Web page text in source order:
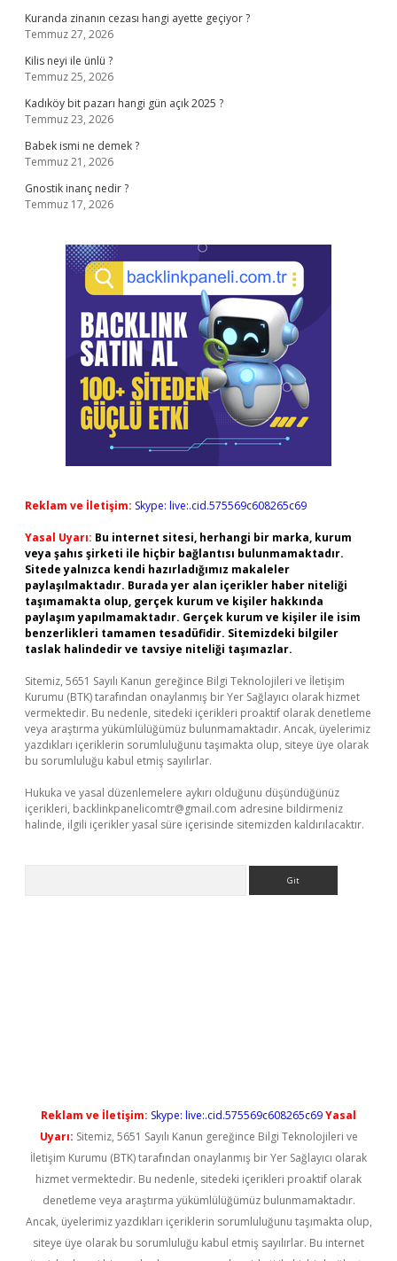
Kuranda zinanın cezası hangi ayette geçiyor ?
Temmuz 27, 2026
Kilis neyi ile ünlü ?
Temmuz 25, 2026
Kadıköy bit pazarı hangi gün açık 2025 ?
Temmuz 23, 2026
Babek ismi ne demek ?
Temmuz 21, 2026
Gnostik inanç nedir ?
Temmuz 17, 2026
Reklam ve İletişim: Skype: live:.cid.575569c608265c69
Yasal Uyarı: Bu internet sitesi, herhangi bir marka, kurum
veya şahıs şirketi ile hiçbir bağlantısı bulunmamaktadır.
Sitede yalnızca kendi hazırladığımız makaleler
paylaşılmaktadır. Burada yer alan içerikler haber niteliği
taşımamakta olup, gerçek kurum ve kişiler hakkında
paylaşım yapılmamaktadır. Gerçek kurum ve kişiler ile isim
benzerlikleri tamamen tesadüfidir. Sitemizdeki bilgiler
taslak halindedir ve tavsiye niteliği taşımazlar.
Sitemiz, 5651 Sayılı Kanun gereğince Bilgi Teknolojileri ve İletişim
Kurumu (BTK) tarafından onaylanmış bir Yer Sağlayıcı olarak hizmet
vermektedir. Bu nedenle, sitedeki içerikleri proaktif olarak denetleme
veya araştırma yükümlülüğümüz bulunmamaktadır. Ancak, üyelerimiz
yazdıkları içeriklerin sorumluluğunu taşımakta olup, siteye üye olarak
bu sorumluluğu kabul etmiş sayılırlar.
Hukuka ve yasal düzenlemelere aykırı olduğunu düşündüğünüz
içerikleri, backlinkpanelicomtr@gmail.com adresine bildirmeniz
halinde, ilgili içerikler yasal süre içerisinde sitemizden kaldırılacaktır.
Reklam ve İletişim: Skype: live:.cid.575569c608265c69Yasal
Uyarı: Sitemiz, 5651 Sayılı Kanun gereğince Bilgi Teknolojileri ve
İletişim Kurumu (BTK) tarafından onaylanmış bir Yer Sağlayıcı olarak
hizmet vermektedir. Bu nedenle, sitedeki içerikleri proaktif olarak
denetleme veya araştırma yükümlülüğümüz bulunmamaktadır.
Ancak, üyelerimiz yazdıkları içeriklerin sorumluluğunu taşımakta olup,
siteye üye olarak bu sorumluluğu kabul etmiş sayılırlar. Bu internet